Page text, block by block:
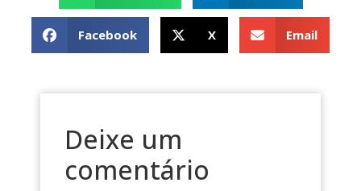
Facebook X Email
Deixe um
comentário